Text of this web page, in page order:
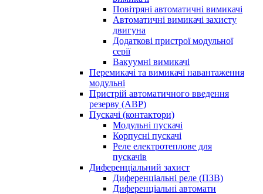
Повітряні автоматичні вимикачі
Автоматичні вимикачі захисту
двигуна
Додаткові пристрої модульної
серії
Вакуумні вимикачі
Перемикачі та вимикачі навантаження
модульні
Пристрій автоматичного введення
резерву (АВР)
Пускачі (контактори)
Модульні пускачі
Корпусні пускачі
Реле електротеплове для
пускачів
Диференціальний захист
Диференціальні реле (ПЗВ)
Диференціальні автомати